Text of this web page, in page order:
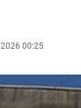
00:25